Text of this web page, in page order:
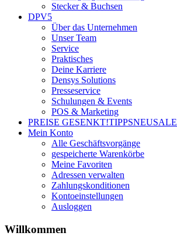
Stecker & Buchsen
DPV5
Über das Unternehmen
Unser Team
Service
Praktisches
Deine Karriere
Densys Solutions
Presseservice
Schulungen & Events
POS & Marketing
PREISE GESENKT!TIPPSNEUSALE
Mein Konto
Alle Geschäftsvorgänge
gespeicherte Warenkörbe
Meine Favoriten
Adressen verwalten
Zahlungskonditionen
Kontoeinstellungen
Ausloggen
Willkommen